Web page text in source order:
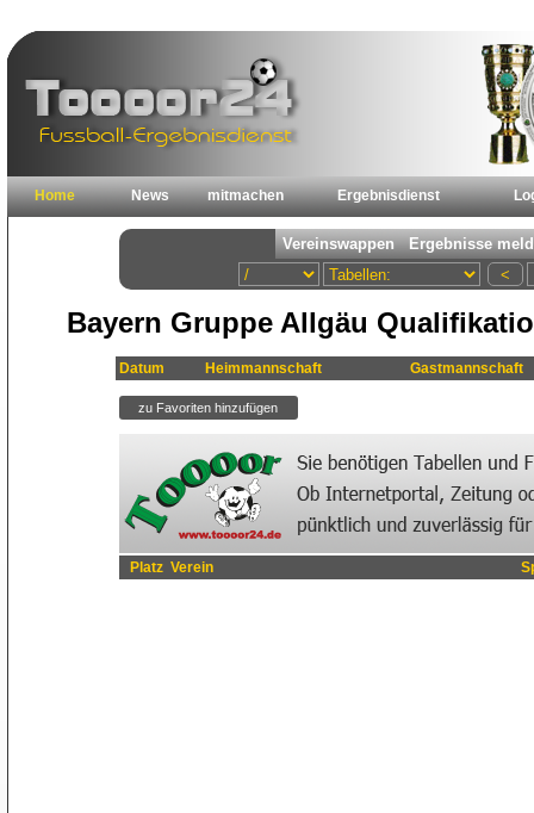
Home News mitmachen Ergebnisdienst
Bayern Gruppe Allgäu
Datum Heimmannschaft Gastmannschaft
Platz Verein